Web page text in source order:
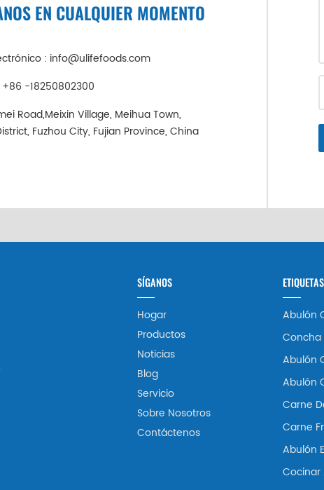
EN CUALQUIER MOMENTO
: info@ulifefoods.com
+86 -18250802300
Road,Meixin Village, Meihua Town,
Fuzhou City, Fujian Province, China
SÍGANOS
Hogar
Productos
Noticias
Blog
Servicio
Sobre Nosotros
Contáctenos
Abulón
Concha
Abulón
Abulón
Carne
Carne
Abulón
Cocinar